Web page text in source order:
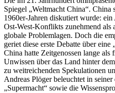
Spiegel „Weltmacht China“.
1960er-Jahren diskutiert wurde:
Ost-West-Konflikts zunehmend
globale Problemlagen. Doch die
geriet diese erste Debatte über
China hatte Zeitgenossen lange
Unwissen über das Land hinter
zu weitreichenden Spekulationen
Andreas Plöger beleuchtet in
„Supermacht“ sowie die